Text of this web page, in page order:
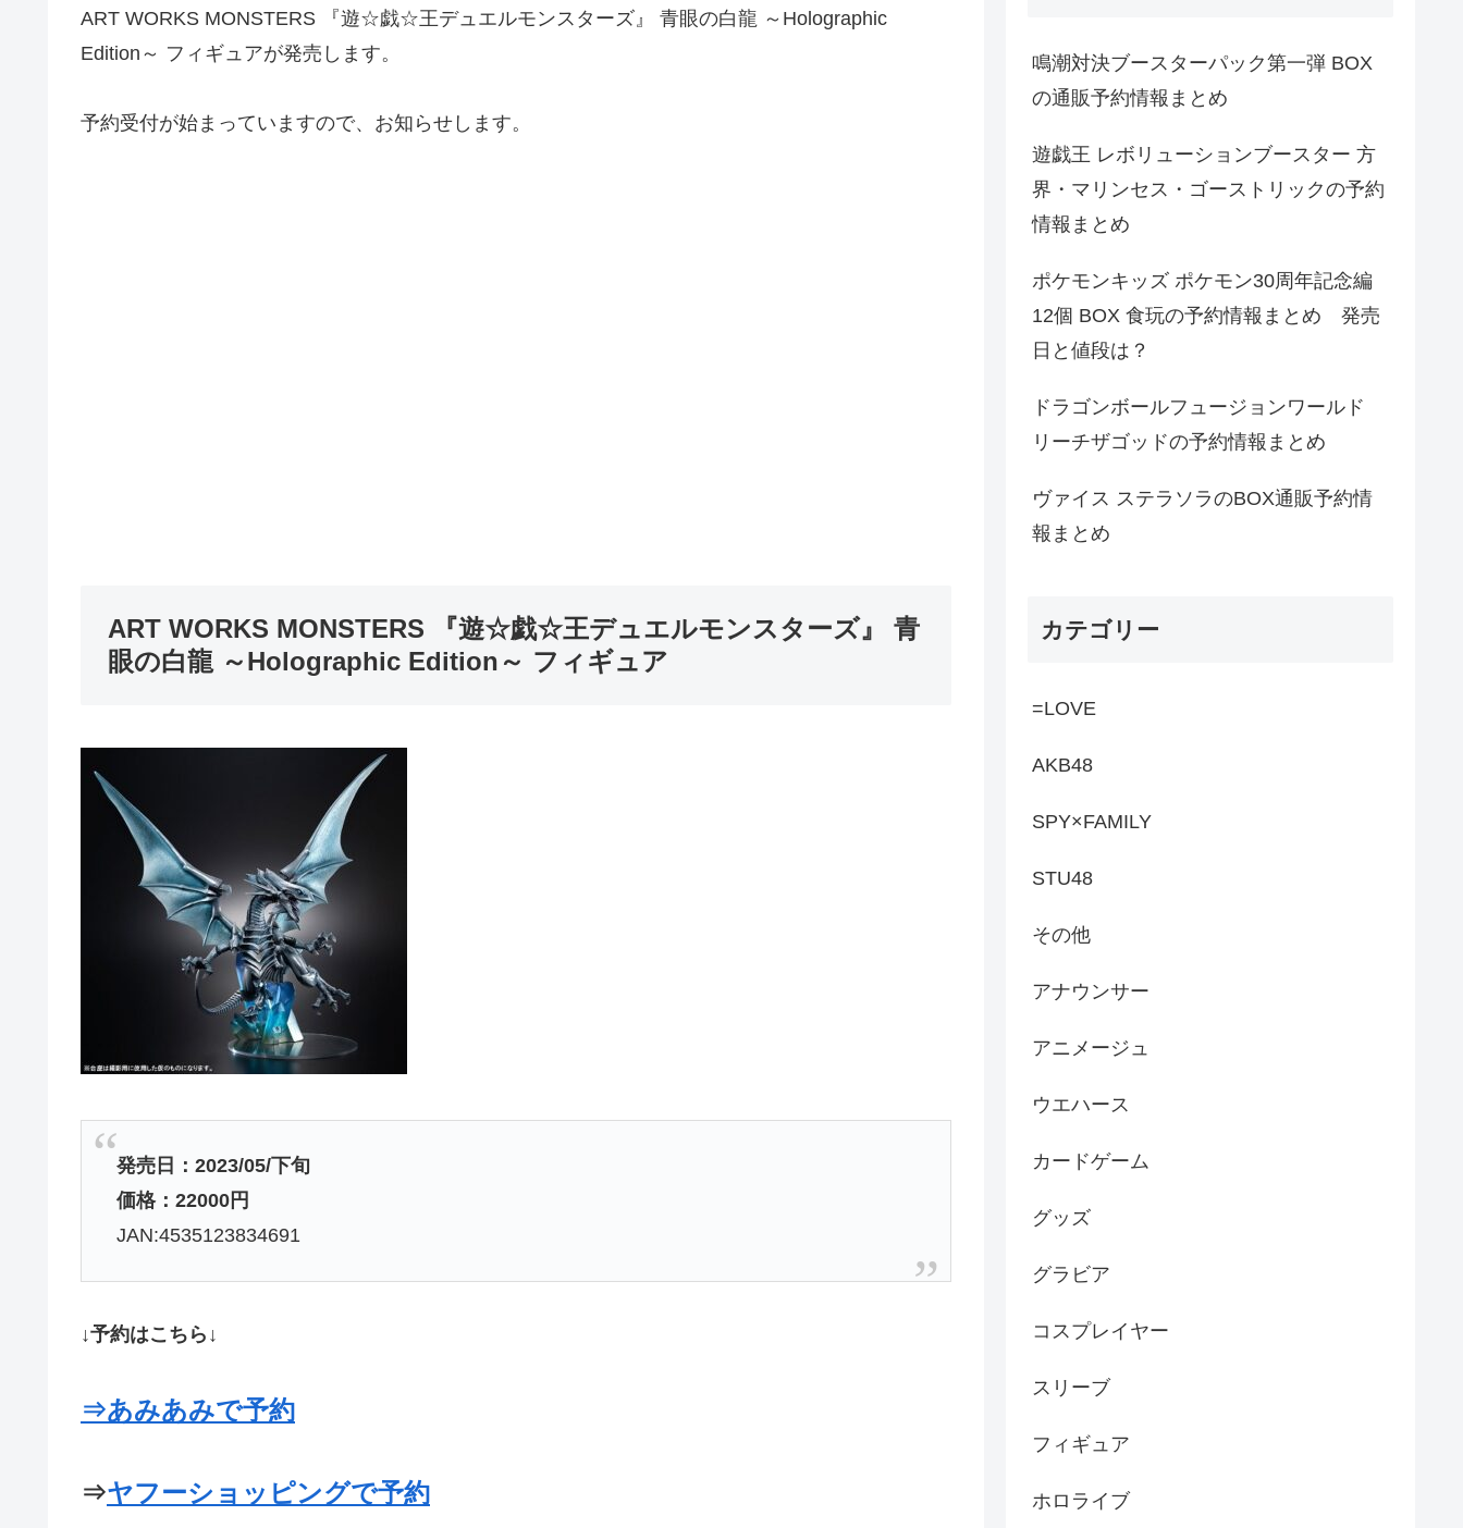
ART WORKS MONSTERS 『遊☆戯☆王デュエルモンスターズ』 青眼の白龍 ～Holographic
Edition～ フィギュアが発売します。
予約受付が始まっていますので、お知らせします。
ART WORKS MONSTERS 『遊☆戯☆王デュエルモンスターズ』 青
眼の白龍 ～Holographic Edition～ フィギュア
発売日：2023/05/下旬
価格：22000円
JAN:4535123834691
↓予約はこちら↓
⇒あみあみで予約
⇒ヤフーショッピングで予約
鳴潮対決ブースターパック第一弾 BOX
の通販予約情報まとめ
遊戯王 レボリューションブースター 方
界・マリンセス・ゴーストリックの予約
情報まとめ
ポケモンキッズ ポケモン30周年記念編
12個 BOX 食玩の予約情報まとめ 発売
日と値段は？
ドラゴンボールフュージョンワールド
リーチザゴッドの予約情報まとめ
ヴァイス ステラソラのBOX通販予約情
報まとめ
カテゴリー
=LOVE
AKB48
SPY×FAMILY
STU48
その他
アナウンサー
アニメージュ
ウエハース
カードゲーム
グッズ
グラビア
コスプレイヤー
スリーブ
フィギュア
ホロライブ